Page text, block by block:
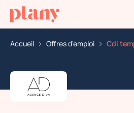
Accueil Offres d'emploi